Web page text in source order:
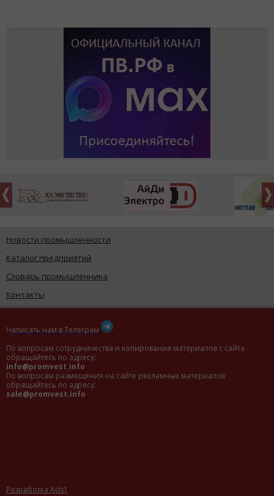
Новости промышленности
Каталог предприятий
Словарь промышленника
Контакты
Написать нам в Телеграм
По вопросам сотрудничества и копирования материалов с сайта
обращайтесь по адресу:
info@promvest.info
По вопросам размещения на сайте рекламных материалов
обращайтесь по адресу:
sale@promvest.info
Разработка Ads1